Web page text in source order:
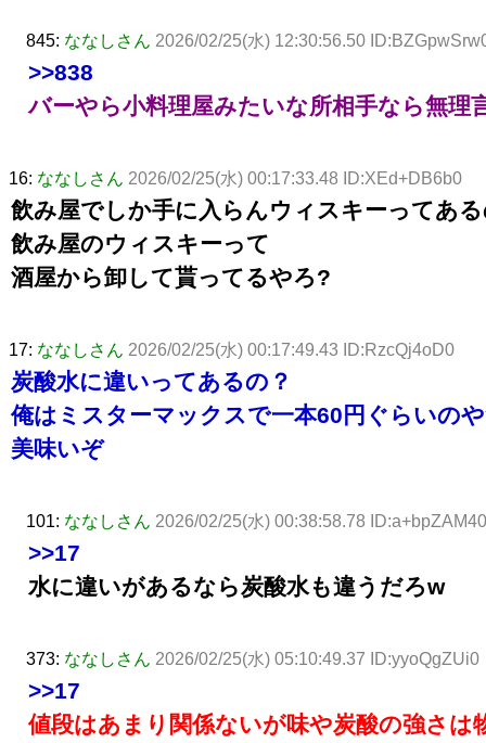
845: ななしさん 2026/02/25(水) 12:30:56.50
>>838
バーやら小料理屋みたいな所相手なら無
16: ななしさん 2026/02/25(水) 00:17:33.48 ID:XEd+DB6b0
飲み屋でしか手に入らんウィスキーってあ
飲み屋のウィスキーって
酒屋から卸して貰ってるやろ?
17: ななしさん 2026/02/25(水) 00:17:49.43 ID:RzcQj4oD0
炭酸水に違いってあるの？
俺はミスターマックスで一本60円ぐらいの
美味いぞ
101: ななしさん 2026/02/25(水) 00:38:58.78 ID:a+bpZAM40
>>17
水に違いがあるなら炭酸水も違うだろw
373: ななしさん 2026/02/25(水) 05:10:49.37 ID:yyoQgZUi0
>>17
値段はあまり関係ないが味や炭酸の強さは